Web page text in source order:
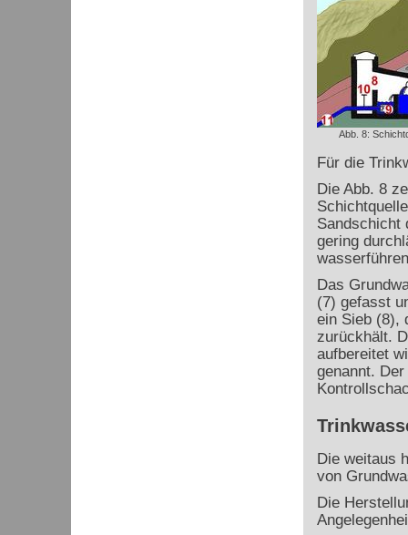
Abb. 8:
Für die
Die Abb. 8
Sandschicht
gering
Das
(7) gefasst
ein Sieb (8),
zurückhält.
aufbereitet
genannt.
Die weitaus
von
Die